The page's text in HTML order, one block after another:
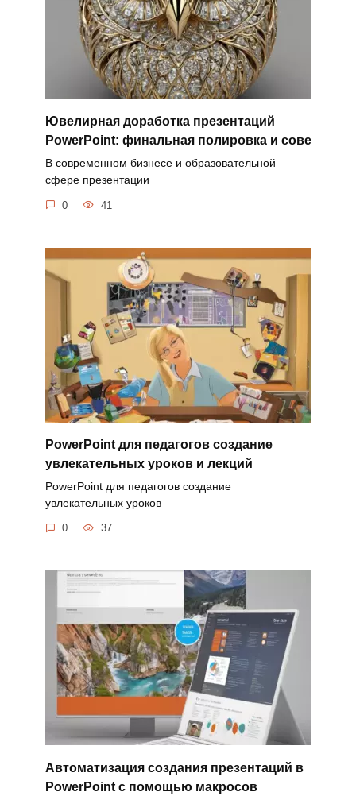
Ювелирная доработка презентаций
PowerPoint: финальная полировка и сове
В современном бизнесе и образовательной
сфере презентации
0 41
PowerPoint для педагогов создание
увлекательных уроков и лекций
PowerPoint для педагогов создание
увлекательных уроков
0 37
Автоматизация создания презентаций в
PowerPoint с помощью макросов